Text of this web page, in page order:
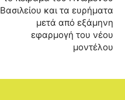
Βασιλείου και τα ευρήματα
μετά από εξάμηνη
εφαρμογή του νέου
μοντέλου